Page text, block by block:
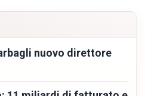
nuovo direttore